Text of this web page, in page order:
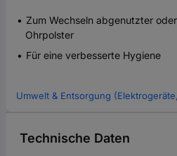
Zum Wechseln abgenutzter
Ohrpolster
Für eine verbesserte Hygiene
Umwelt & Entsorgung
Technische Daten